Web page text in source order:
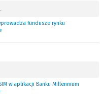
fundusze rynku
w aplikacji Banku Millennium